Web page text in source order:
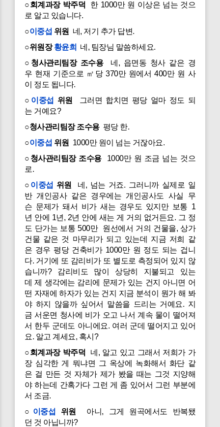
○회계과장 박주덕 한 1000만 원 이상은 넘는 것으
로 알고 있습니다.
○이중섭 위원
네, 저기 추가 답변.
○위원장황윤희
네, 팀장님 말씀하세요.
○청사관리팀장 조수용네, 읍면동 청사 같은 경
우 현재 기준으로 ㎡당 370만 원에서 400만 원 사
이 정도 됩니다.
○ 이중섭 위원
그러면 합치면 평당 얼마 정도 되
는 거예요?
○청사관리팀장 조수용평당 한.
○이중섭 위원
1000만 원이 넘는 거잖아요.
○청사관리팀장 조수용1000만 원 조금 넘는 것으
로.
○ 이중섭 위원
네, 넘는 거죠. 그러니까 실제로 일
반 개인공사 같은 경우에는 개인공사도 사실 무
슨 문제가 돼서 비가 새는 경우도 있지만 보통 1
년 안에 1년, 2년 안에 새는 게 거의 없거든요. 그 정
도 단가는 보통 500만 원선에서 거의 건물을, 상가
건물 같은 것 마무리가 되고 있는데 지금 저희 같
은 경우 평당 건축비가 1000만 원 정도 되는 겁니
다. 거기에 또 감리비가 또 별도로 측정되어 있지 않
습니까? 감리비도 많이 상당히 지불되고 있는
데 제 생각에는 감리에 문제가 있는 건지 아니면 어
떤 자재에 하자가 있는 건지 지금 분석이 뭔가 해 봐
야 하지 않을까 싶어서 말씀을 드리는 거예요. 지
금 서운면 청사에 비가 오고 나서 계속 물이 떨어져
서 한두 군데도 아니에요. 여러 군데 떨어지고 있어
요. 알고 계세요, 혹시?
○회계과장 박주덕 네, 알고 있고 그래서 저희가 가
장 심각한 게 뭐냐면 그 옥상에 녹화해서 화단 같
은 걸 만든 것 자체가 제가 봤을 때는 그것 지양해
야 하는데 간혹가다 그런 게 좀 있어서 그런 부분에
서 조금.
○ 이중섭 위원
아니, 그게 원곡에서도 반복됐
던 것 아닙니까?